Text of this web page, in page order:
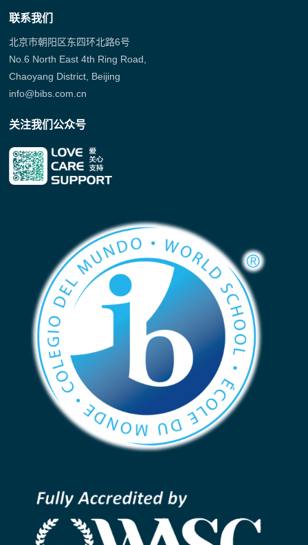
联系我们
北京市朝阳区东四环北路6号
No.6 North East 4th Ring Road,
Chaoyang District, Beijing
info@bibs.com.cn
关注我们公众号